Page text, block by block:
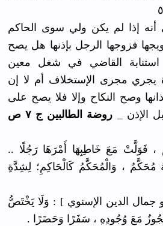
أنه إذا لم يكن ولي سوى الحاكم
فزوجها الرجل بإذنها هل يصح
استنابة القاضي في شغل معين
يجري مجرى الإستخلاف أم لا إن
وصح النكاح وإلا فلا يصح على
الإذن _
روضة الطالبين ج ٧ ص
، فَوَلَّتْ مَعَ خَاطِبِهَا أَمْرَهَا رَجُلًا ..
مُحَكَّمٌ ، وَالْمُحَكَّمُ كَالْحَاكِمِ؛ لِشِدَّةِ
الدين الإسنوي ] : وَلَا يَخْتَصُّ
مَعَ وُجُودِهِ ، سَفَرًا وَحَضَرًا .